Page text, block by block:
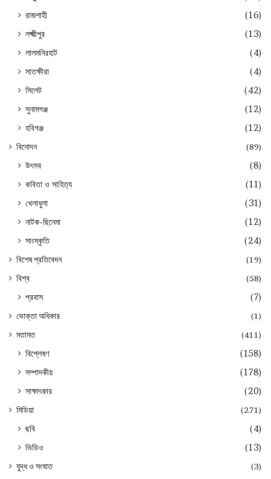
রাজশাহী
(16)
লক্ষ্মীপুর
(13)
লালমনিরহাট
(4)
সাতক্ষীরা
(4)
সিলেট
(42)
সুনামগঞ্জ
(12)
হবিগঞ্জ
(12)
বিনোদন (89)
উৎসব
(8)
কবিতা ও সাহিত্য
(11)
খেলাধুলা
(31)
নাটক-ছিনেমা
(12)
সাংস্কৃতি
(24)
বিশেষ প্রতিবেদন
(19)
বিশ্ব
(58)
প্রবাস (7)
ভোক্তা অধিকার
(1)
মতামত
(411)
বিশ্লেষণ
(158)
সম্পাদকীয়
(178)
সাক্ষাৎকার
(20)
মিডিয়া (271)
ছবি
(4)
ভিডিও
(13)
যুদ্ধ ও সংঘাত
(3)